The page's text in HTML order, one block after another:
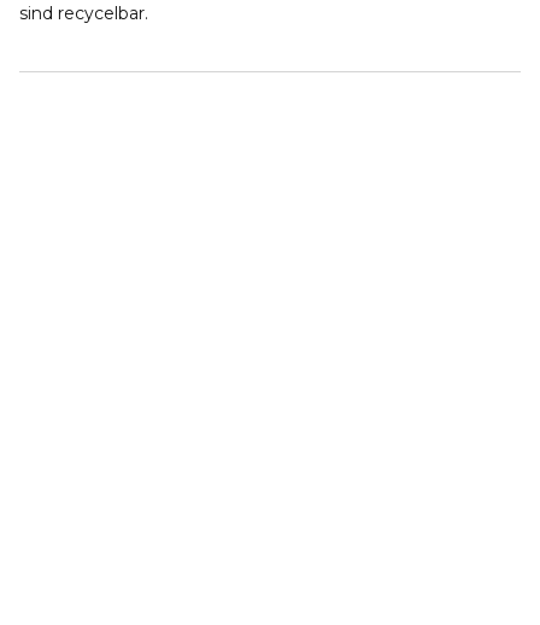
sind recycelbar.